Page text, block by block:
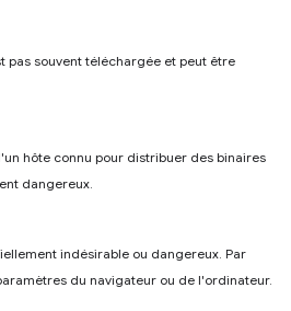
pas souvent téléchargée et peut être
hôte connu pour distribuer des binaires
dangereux.
indésirable ou dangereux. Par
du navigateur ou de l'ordinateur.